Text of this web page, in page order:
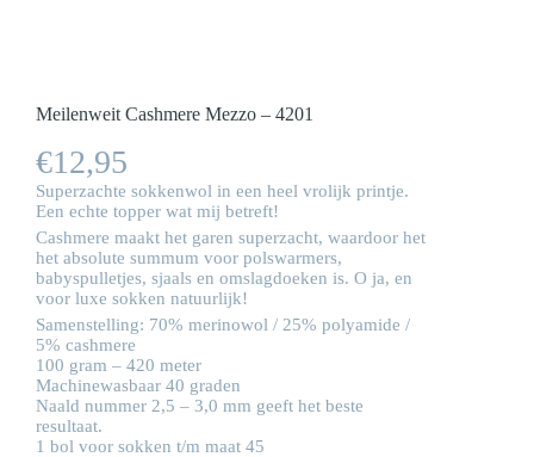
Meilenweit Cashmere Mezzo – 4201
€12,95
Superzachte sokkenwol in een heel vrolijk printje.
Een echte topper wat mij betreft!
Cashmere maakt het garen superzacht, waardoor het
het absolute summum voor polswarmers,
babyspulletjes, sjaals en omslagdoeken is. O ja, en
voor luxe sokken natuurlijk!
Samenstelling: 70% merinowol / 25% polyamide /
5% cashmere
100 gram – 420 meter
Machinewasbaar 40 graden
Naald nummer 2,5 – 3,0 mm geeft het beste
resultaat.
1 bol voor sokken t/m maat 45